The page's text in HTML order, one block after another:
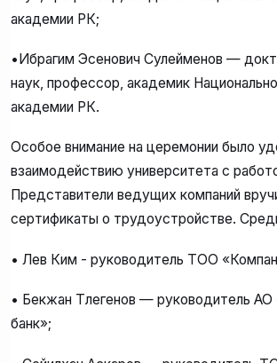
академии РК;
•Ибрагим Эсенович Сулейменов —
наук, профессор, академик
академии РК.
Особое внимание на церемонии было
взаимодействию университета с
Представители ведущих компаний
сертификаты о трудоустройстве.
• Лев Ким - руководитель ТОО
• Бекжан Төлегенов — руководитель
банк»;